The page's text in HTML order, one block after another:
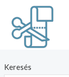
content
Keresés